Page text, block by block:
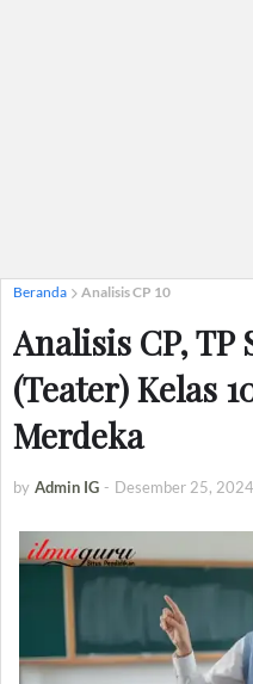
Beranda Analisis CP 10
Analisis CP, TP
(Teater) Kelas
Merdeka
by Admin IG - Desember 25, 2024